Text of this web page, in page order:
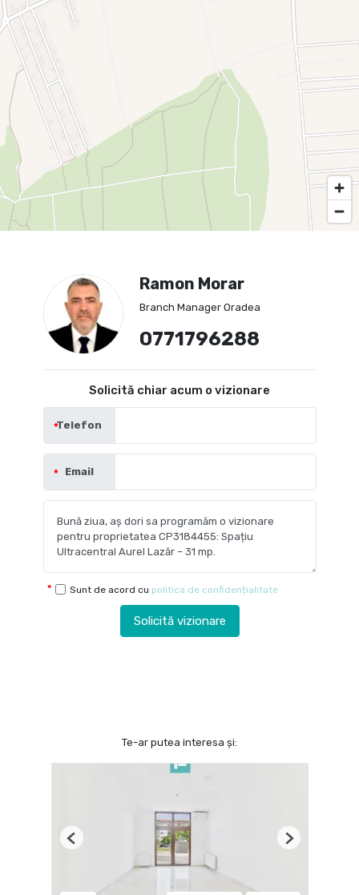
Ramon Morar
Branch Manager Oradea
0771796288
Solicită chiar acum o vizionare
Telefon
Email
Sunt de acord cu politica de confidențialitate
Solicită vizionare
Te-ar putea interesa și:
Previous Next